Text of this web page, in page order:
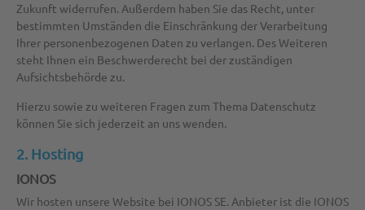
Zukunft widerrufen. Außerdem haben Sie das Recht, unter
bestimmten Umständen die Einschränkung der Verarbeitung
Ihrer personenbezogenen Daten zu verlangen. Des Weiteren
steht Ihnen ein Beschwerderecht bei der zuständigen
Aufsichtsbehörde zu.
Hierzu sowie zu weiteren Fragen zum Thema Datenschutz
können Sie sich jederzeit an uns wenden.
2. Hosting
IONOS
Wir hosten unsere Website bei IONOS SE. Anbieter ist die IONOS